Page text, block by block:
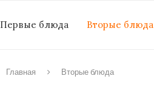
Первые блюда Вторые блюда
Главная Вторые блюда